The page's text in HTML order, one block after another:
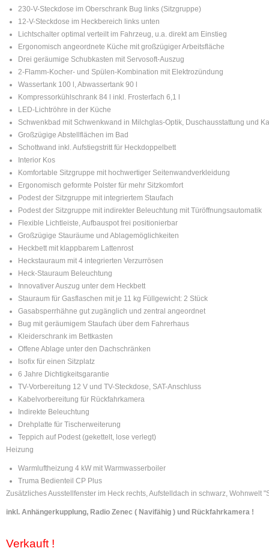
230-V-Steckdose im Oberschrank Bug links (Sitzgruppe)
12-V-Steckdose im Heckbereich links unten
Lichtschalter optimal verteilt im Fahrzeug, u.a. direkt am Einstieg
Ergonomisch angeordnete Küche mit großzügiger Arbeitsfläche
Drei geräumige Schubkasten mit Servosoft-Auszug
2-Flamm-Kocher- und Spülen-Kombination mit Elektrozündung
Wassertank 100 l, Abwassertank 90 l
Kompressorkühlschrank 84 l inkl. Frosterfach 6,1 l
LED-Lichtröhre in der Küche
Schwenkbad mit Schwenkwand in Milchglas-Optik, Duschausstattung und
Großzügige Abstellflächen im Bad
Schottwand inkl. Aufstiegstritt für Heckdoppelbett
Interior Kos
Komfortable Sitzgruppe mit hochwertiger Seitenwandverkleidung
Ergonomisch geformte Polster für mehr Sitzkomfort
Podest der Sitzgruppe mit integriertem Staufach
Podest der Sitzgruppe mit indirekter Beleuchtung mit Türöffnungsautomatik
Flexible Lichtleiste, Aufbauspot frei positionierbar
Großzügige Stauräume und Ablagemöglichkeiten
Heckbett mit klappbarem Lattenrost
Heckstauraum mit 4 integrierten Verzurrösen
Heck-Stauraum Beleuchtung
Innovativer Auszug unter dem Heckbett
Stauraum für Gasflaschen mit je 11 kg Füllgewicht: 2 Stück
Gasabsperrhähne gut zugänglich und zentral angeordnet
Bug mit geräumigem Staufach über dem Fahrerhaus
Kleiderschrank im Bettkasten
Offene Ablage unter den Dachschränken
Isofix für einen Sitzplatz
6 Jahre Dichtigkeitsgarantie
TV-Vorbereitung 12 V und TV-Steckdose, SAT-Anschluss
Kabelvorbereitung für Rückfahrkamera
Indirekte Beleuchtung
Drehplatte für Tischerweiterung
Teppich auf Podest (gekettelt, lose verlegt)
Heizung
Warmluftheizung 4 kW mit Warmwasserboiler
Truma Bedienteil CP Plus
Zusätzliches Ausstellfenster im Heck rechts, Aufstelldach in schwarz, Wohnwelt
inkl. Anhängerkupplung, Radio Zenec ( Navifähig ) und Rückfahrkamera !
Verkauft !